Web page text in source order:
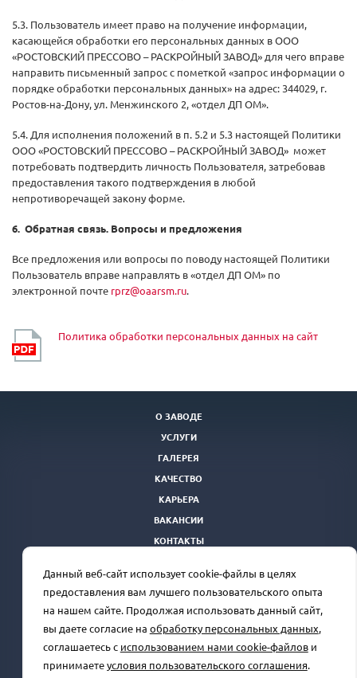
5.3. Пользователь имеет право на получение информации,
касающейся обработки его персональных данных в ООО
«РОСТОВСКИЙ ПРЕССОВО – РАСКРОЙНЫЙ ЗАВОД» для чего вправе
направить письменный запрос с пометкой «запрос информации о
порядке обработки персональных данных» на адрес: 344029, г.
Ростов-на-Дону, ул. Менжинского 2, «отдел ДП ОМ».
5.4. Для исполнения положений в п. 5.2 и 5.3 настоящей Политики
ООО «РОСТОВСКИЙ ПРЕССОВО – РАСКРОЙНЫЙ ЗАВОД» может
потребовать подтвердить личность Пользователя, затребовав
предоставления такого подтверждения в любой
непротиворечащей закону форме.
6. Обратная связь. Вопросы и предложения
Все предложения или вопросы по поводу настоящей Политики
Пользователь вправе направлять в «отдел ДП ОМ» по
электронной почте rprz@oaarsm.ru.
Политика обработки персональных данных на сайт
О ЗАВОДЕ
УСЛУГИ
ГАЛЕРЕЯ
КАЧЕСТВО
КАРЬЕРА
ВАКАНСИИ
КОНТАКТЫ
Отдел продаж+7(863) 250-39-24 rprz@oaorsm.ru
Сделано в
Данный веб-сайт использует cookie-файлы в целях
предоставления вам лучшего пользовательского опыта
на нашем сайте. Продолжая использовать данный сайт,
вы даете согласие на обработку персональных данных,
соглашаетесь с использованием нами cookie-файлови
принимаетеусловия пользовательского соглашения.